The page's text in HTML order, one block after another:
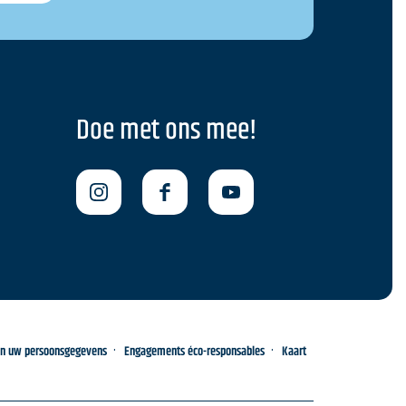
Doe met ons mee!
uw persoonsgegevens Engagements éco-responsables Kaart